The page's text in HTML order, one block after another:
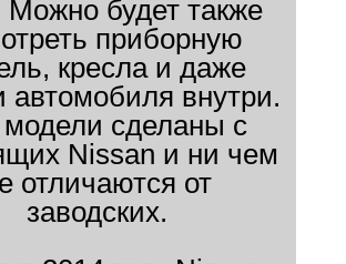
Можно будет также
приборную
кресла и даже
автомобиля внутри.
сделаны с
Nissan и ни чем
отличаются от
заводских.